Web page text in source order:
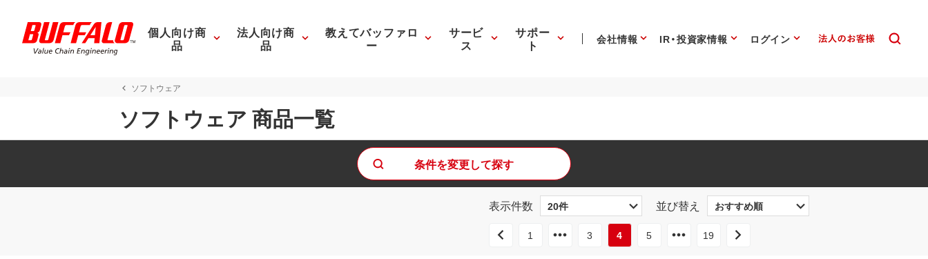
個人向け商
品
法人向け商
品
教えてバッファロ
ー
サービ
ス
サポー
ト 会社情報 IR・投資家情報 ログイン
ソフトウェア
ソフトウェア 商品一覧
条件を変更して探す
表示件数 並び替え
1 3 4 5 19